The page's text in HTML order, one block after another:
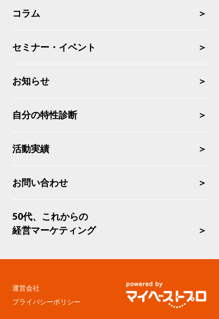
コラム
セミナー・イベント
お知らせ
自分の特性診断
活動実績
お問い合わせ
50代、これからの
経営マーケティング
運営会社
プライバシーポリシー